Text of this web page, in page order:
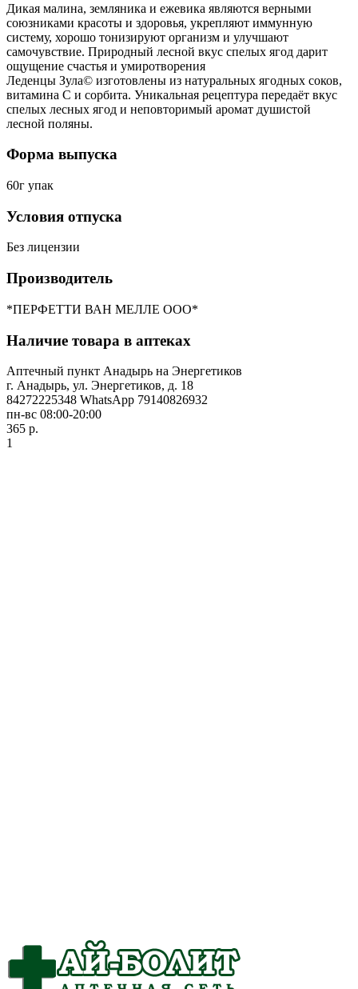
Дикая малина, земляника и ежевика являются верными
союзниками красоты и здоровья, укрепляют иммунную
систему, хорошо тонизируют организм и улучшают
самочувствие. Природный лесной вкус спелых ягод дарит
ощущение счастья и умиротворения
Леденцы Зула© изготовлены из натуральных ягодных соков,
витамина С и сорбита. Уникальная рецептура передаёт вкус
спелых лесных ягод и неповторимый аромат душистой
лесной поляны.
Форма выпуска
60г упак
Условия отпуска
Без лицензии
Производитель
*ПЕРФЕТТИ ВАН МЕЛЛЕ ООО*
Наличие товара в аптеках
Аптечный пункт Анадырь на Энергетиков
г. Анадырь, ул. Энергетиков, д. 18
84272225348 WhatsApp 79140826932
пн-вс 08:00-20:00
365 р.
1